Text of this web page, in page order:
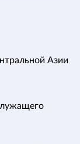
Азии